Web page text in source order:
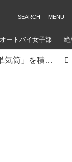
オートバイ女子部 絶
「世界最強の単気筒」を積むモタード誕生！ DUCATI HYPERMOTARD 698 MONO/RVE【2024速報】